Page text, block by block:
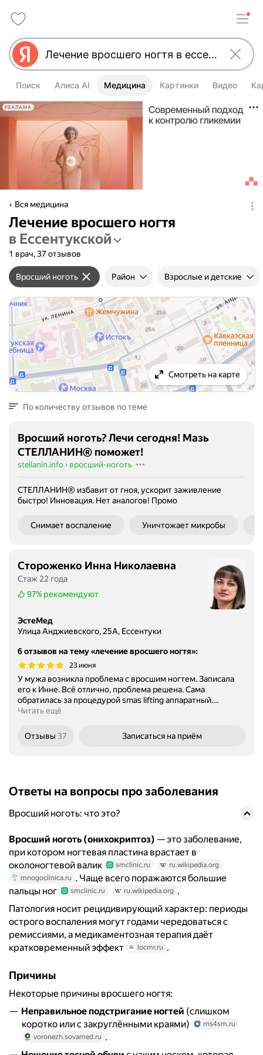
Поиск Алиса AI Медицина Картинки Видео
РЕКЛАМА
Вся медицина
Лечение вросшего ногтя
в Ессентукской
1 врач, 37 отзывов
Вросший ноготь Район Взрослые и детские
Смотреть на карте
По количеству отзывов по теме
Вросший ноготь? Лечи сегодня! Мазь
СТЕЛЛАНИН® поможет!
stellanin.info› вросший-ноготь
СТЕЛЛАНИН® избавит от гноя, ускорит заживление
быстро! Инновация. Нет аналогов! Промо
Снимает воспаление Уничтожает микробы
Стороженко Инна Николаевна
Стаж 22 года
97% рекомендуют
ЭстеМед
Улица Анджиевского, 25А, Ессентуки
6 отзывов на тему «лечение вросшего ногтя»:
23 июня
У мужа возникла проблема с вросшим ногтем. Записала
его к Инне. Всё отлично, проблема решена. Сама
обратилась за процедурой smas lifting аппаратный.…
Читать ещё
Отзывы 37 Записаться на приём
Ответы на вопросы про заболевания
Вросший ноготь: что это?
Вросший ноготь (онихокриптоз) — это заболевание,
при котором ногтевая пластина врастает в
околоногтевой валик
smclinic.ru
ru.wikipedia.org
mnogoclinica.ru . Чаще всего поражаются большие
пальцы ног
smclinic.ru ru.wikipedia.org .
Патология носит рецидивирующий характер: периоды
острого воспаления могут годами чередоваться с
ремиссиями, а медикаментозная терапия даёт
кратковременный эффект
locmr.ru .
Причины
Некоторые причины вросшего ногтя:
Неправильное подстригание ногтей (слишком
коротко или с закруглёнными краями)
ms4sm.ru
voronezh.sovamed.ru .